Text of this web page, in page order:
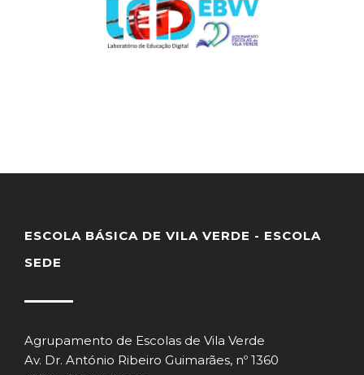
ESCOLA BÁSICA DE VILA VERDE - ESCOLA
SEDE
Agrupamento de Escolas de Vila Verde
Av. Dr. António Ribeiro Guimarães, nº 1360